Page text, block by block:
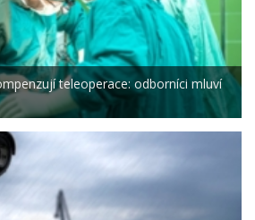
teleoperace: odborníci mluví